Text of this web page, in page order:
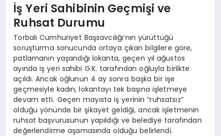
İş Yeri Sahibinin Geçmişi ve
Ruhsat Durumu
Torbalı Cumhuriyet Başsavcılığı’nın yürüttüğü
soruşturma sonucunda ortaya çıkan bilgilere göre,
patlamanın yaşandığı lokanta, geçen yıl ağustos
ayında iş yeri sahibi G.K. tarafından oğluyla birlikte
açıldı. Ancak oğlunun 4 ay sonra başka bir işe
geçmesiyle kadın, lokantayı tek başına işletmeye
devam etti. Geçen mayısta iş yerinin “ruhsatsız”
olduğu yönünde bir şikayet geldiği, ancak işletmenin
ruhsat başvurusunun yapıldığı ve belediye tarafından
değerlendirme aşamasında olduğu belirlendi.